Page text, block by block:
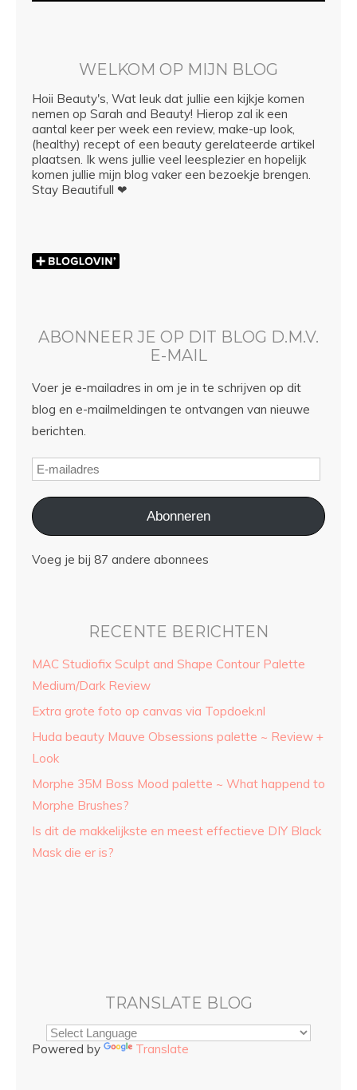
WELKOM OP MIJN BLOG
Hoii Beauty's, Wat leuk dat jullie een kijkje komen
nemen op Sarah and Beauty! Hierop zal ik een
aantal keer per week een review, make-up look,
(healthy) recept of een beauty gerelateerde artikel
plaatsen. Ik wens jullie veel leesplezier en hopelijk
komen jullie mijn blog vaker een bezoekje brengen.
Stay Beautifull ❤
ABONNEER JE OP DIT BLOG D.M.V.
E-MAIL
Voer je e-mailadres in om je in te schrijven op dit
blog en e-mailmeldingen te ontvangen van nieuwe
berichten.
Abonneren
Voeg je bij 87 andere abonnees
RECENTE BERICHTEN
MAC Studiofix Sculpt and Shape Contour Palette
Medium/Dark Review
Extra grote foto op canvas via Topdoek.nl
Huda beauty Mauve Obsessions palette ~ Review +
Look
Morphe 35M Boss Mood palette ~ What happend to
Morphe Brushes?
Is dit de makkelijkste en meest effectieve DIY Black
Mask die er is?
TRANSLATE BLOG
Powered by Translate